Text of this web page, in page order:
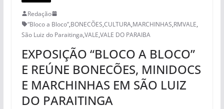
Redação
“Bloco a Bloco”,BONECÕES,CULTURA,MARCHINHAS,RMVALE,
São Luiz do Paraitinga,VALE,VALE DO PARAIBA
EXPOSIÇÃO “BLOCO A BLOCO”
E REÚNE BONECÕES, MINIDOCS
E MARCHINHAS EM SÃO LUIZ
DO PARAITINGA